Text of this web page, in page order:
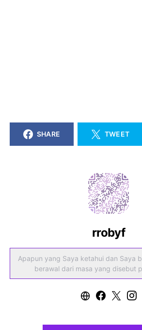
SHARE TWEET
rrobyf
Apapun yang Saya ketahui dan Saya
berawal dari masa yang disebut